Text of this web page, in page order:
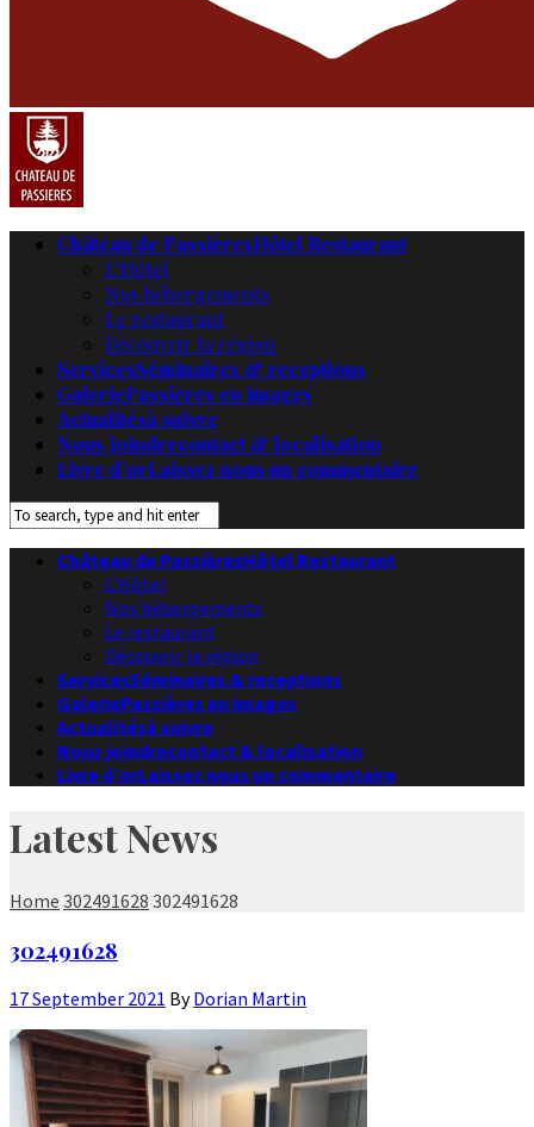
Château de PassièresHôtel Restaurant
L’Hôtel
Nos hébergements
Le restaurant
Découvrir la région
ServicesSéminaires & receptions
GaleriePassières en images
Actualitésà suivre
Nous joindrecontact & localisation
Livre d’orLaissez nous un commentaire
Château de PassièresHôtel Restaurant
L’Hôtel
Nos hébergements
Le restaurant
Découvrir la région
ServicesSéminaires & receptions
GaleriePassières en images
Actualitésà suivre
Nous joindrecontact & localisation
Livre d’orLaissez nous un commentaire
Latest News
Home 302491628 302491628
302491628
17 September 2021 ByDorian Martin